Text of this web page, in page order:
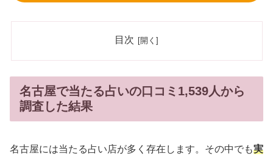
目次
名古屋で当たる占いの口コミ1,539人から
調査した結果
名古屋には当たる占い店が多く存在します。その中でも実